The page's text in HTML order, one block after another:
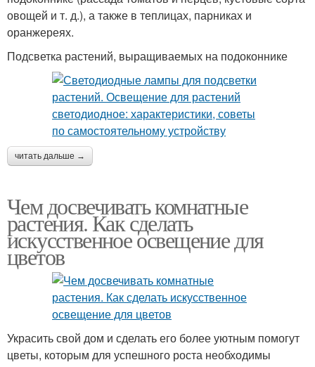
овощей и т. д.), а также в теплицах, парниках и
оранжереях.
Подсветка растений, выращиваемых на подоконнике
читать дальше →
Чем досвечивать комнатные
растения. Как сделать
искусственное освещение для
цветов
Украсить свой дом и сделать его более уютным помогут
цветы, которым для успешного роста необходимы